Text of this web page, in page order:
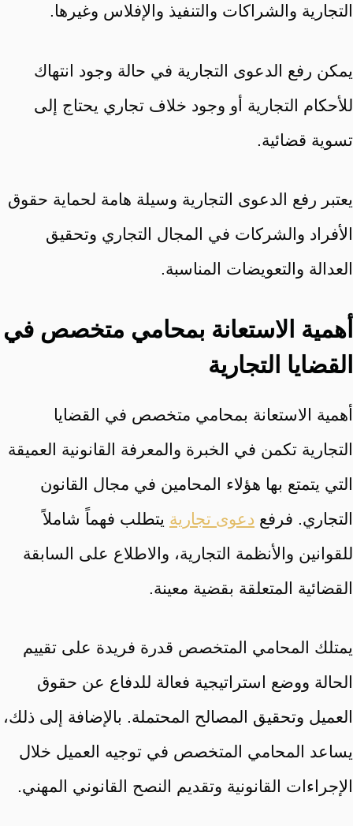
التجارية والشراكات والتنفيذ والإفلاس وغيرها.
يمكن رفع الدعوى التجارية في حالة وجود انتهاك
للأحكام التجارية أو وجود خلاف تجاري يحتاج إلى
تسوية قضائية.
يعتبر رفع الدعوى التجارية وسيلة هامة لحماية حقوق
الأفراد والشركات في المجال التجاري وتحقيق
العدالة والتعويضات المناسبة.
أهمية الاستعانة بمحامي متخصص في
القضايا التجارية
أهمية الاستعانة بمحامي متخصص في القضايا
التجارية تكمن في الخبرة والمعرفة القانونية العميقة
التي يتمتع بها هؤلاء المحامين في مجال القانون
التجاري. فرفع دعوى تجارية يتطلب فهماً شاملاً
للقوانين والأنظمة التجارية، والاطلاع على السابقة
القضائية المتعلقة بقضية معينة.
يمتلك المحامي المتخصص قدرة فريدة على تقييم
الحالة ووضع استراتيجية فعالة للدفاع عن حقوق
العميل وتحقيق المصالح المحتملة. بالإضافة إلى ذلك،
يساعد المحامي المتخصص في توجيه العميل خلال
الإجراءات القانونية وتقديم النصح القانوني المهني.